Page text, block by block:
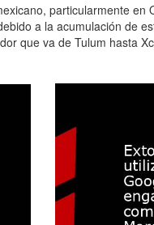
particularmente en
a la acumulación de
que va de Tulum hasta